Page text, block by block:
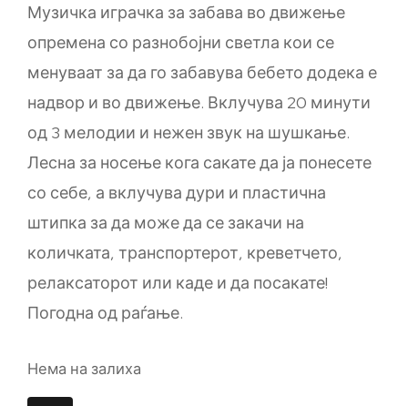
Музичка играчка за забава во движење
опремена со разнобојни светла кои се
менуваат за да го забавува бебето додека е
надвор и во движење. Вклучува 20 минути
од 3 мелодии и нежен звук на шушкање.
Лесна за носење кога сакате да ја понесете
со себе, а вклучува дури и пластична
штипка за да може да се закачи на
количката, транспортерот, креветчето,
релаксаторот или каде и да посакате!
Погодна од раѓање.
Нема на залиха